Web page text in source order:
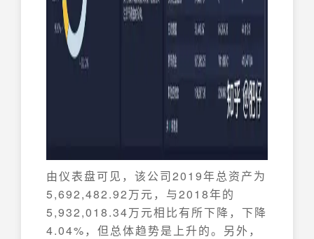
由仪表盘可见，该公司2019年总资产为
5,692,482.92万元，与2018年的
5,932,018.34万元相比有所下降，下降
4.04%，但总体趋势是上升的。另外，